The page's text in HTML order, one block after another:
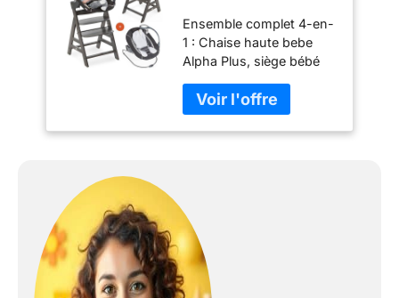
Deluxe - Charcoal
Grey
Ensemble complet 4-en-
1 : Chaise haute bebe
Alpha Plus, siège bébé
châssis pour utlisation
au sol, avec coussin
chaise haute bebe 2
bébé lors des repas ou
jeux. L’arche eveil bebe
stimule sa motricité et
son éveil dès les
premiers mois Évolutive